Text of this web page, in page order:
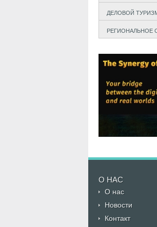
ДЕЛОВОЙ
РЕГИОНАЛЬНОЕ
О НАС
О нас
Новости
Контакт